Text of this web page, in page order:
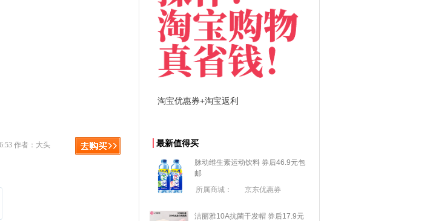
作者：大头
惠券+拼多多返利 淘宝优惠券+淘宝返利
最新值得买
脉动维生素运动饮料 券后46.9元包
邮
所属商城：
京东优惠券
洁丽雅10A抗菌干发帽 券后17.9元